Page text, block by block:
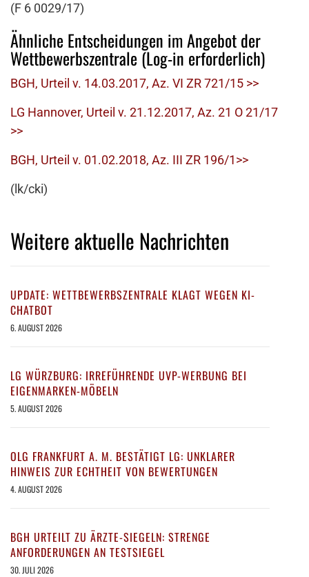
(F 6 0029/17)
Ähnliche Entscheidungen im Angebot der
Wettbewerbszentrale (Log-in erforderlich)
BGH, Urteil v. 14.03.2017, Az. VI ZR 721/15 >>
LG Hannover, Urteil v. 21.12.2017, Az. 21 O 21/17
>>
BGH, Urteil v. 01.02.2018, Az. III ZR 196/1>>
(lk/cki)
Weitere aktuelle Nachrichten
UPDATE: WETTBEWERBSZENTRALE KLAGT WEGEN KI-
CHATBOT
6. AUGUST 2026
LG WÜRZBURG: IRREFÜHRENDE UVP-WERBUNG BEI
EIGENMARKEN-MÖBELN
5. AUGUST 2026
OLG FRANKFURT A. M. BESTÄTIGT LG: UNKLARER
HINWEIS ZUR ECHTHEIT VON BEWERTUNGEN
4. AUGUST 2026
BGH URTEILT ZU ÄRZTE-SIEGELN: STRENGE
ANFORDERUNGEN AN TESTSIEGEL
30. JULI 2026